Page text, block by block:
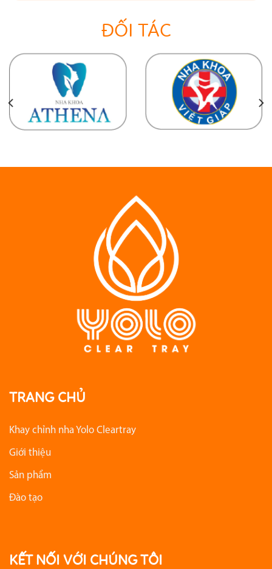
ĐỐI TÁC
TRANG CHỦ
Khay chỉnh nha Yolo Cleartray
Giới thiệu
Sản phẩm
Đào tạo
KẾT NỐI VỚI CHÚNG TÔI